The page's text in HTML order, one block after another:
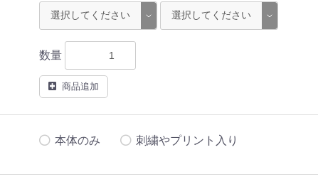
数量
商品追加
本体のみ 刺繍やプリント入り